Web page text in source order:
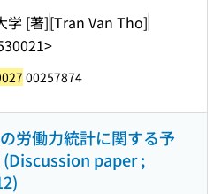
学 [著][Tran Van Tho]
00257874
労働力統計に関する予
(Discussion paper ;